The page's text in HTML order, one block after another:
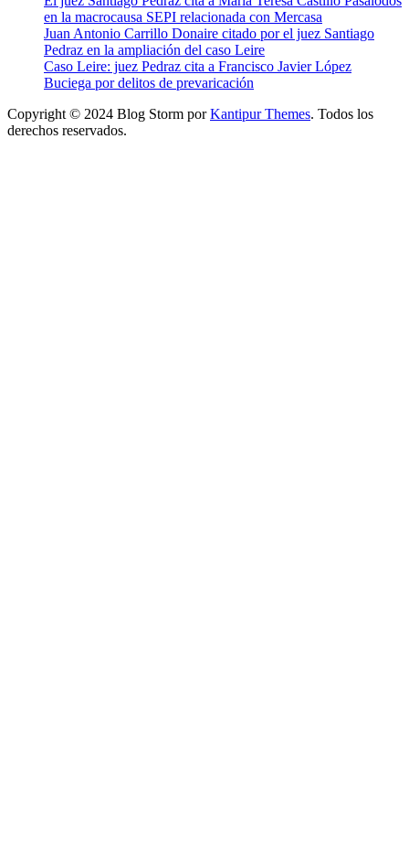
en la macrocausa SEPI relacionada con Mercasa
Juan Antonio Carrillo Donaire citado por el juez Santiago
Pedraz en la ampliación del caso Leire
Caso Leire: juez Pedraz cita a Francisco Javier López
Buciega por delitos de prevaricación
Copyright © 2024 Blog Storm porKantipur Themes. Todos los
derechos reservados.